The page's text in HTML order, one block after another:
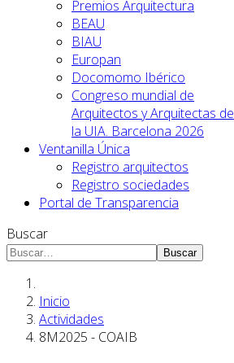
Premios Arquitectura
BEAU
BIAU
Europan
Docomomo Ibérico
Congreso mundial de
Arquitectos y Arquitectas de
la UIA. Barcelona 2026
Ventanilla Única
Registro arquitectos
Registro sociedades
Portal de Transparencia
Buscar
Buscar
Inicio
Actividades
8M2025 - COAIB